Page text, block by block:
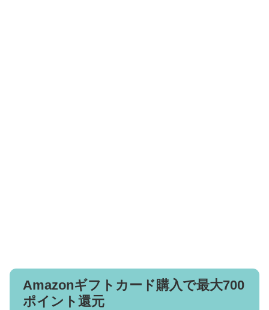
Amazonギフトカード購入で最大700
ポイント還元